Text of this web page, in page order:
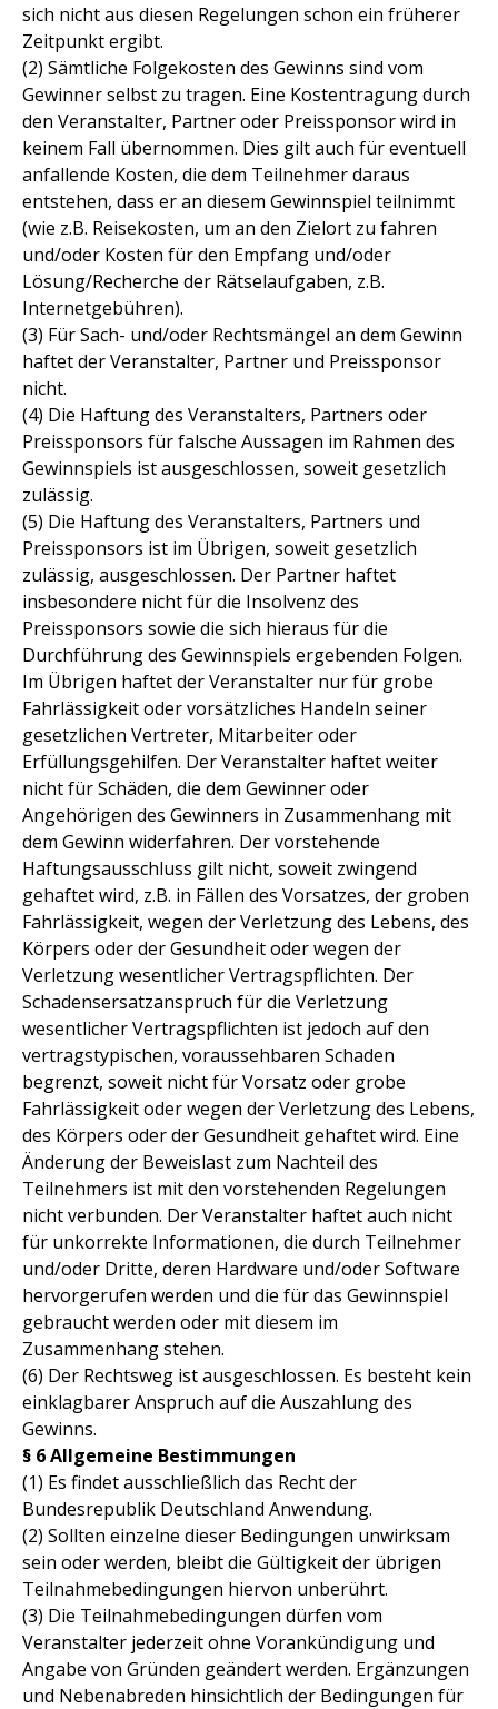
sich nicht aus diesen Regelungen schon ein früherer
Zeitpunkt ergibt.
(2) Sämtliche Folgekosten des Gewinns sind vom
Gewinner selbst zu tragen. Eine Kostentragung durch
den Veranstalter, Partner oder Preissponsor wird in
keinem Fall übernommen. Dies gilt auch für eventuell
anfallende Kosten, die dem Teilnehmer daraus
entstehen, dass er an diesem Gewinnspiel teilnimmt
(wie z.B. Reisekosten, um an den Zielort zu fahren
und/oder Kosten für den Empfang und/oder
Lösung/Recherche der Rätselaufgaben, z.B.
Internetgebühren).
(3) Für Sach- und/oder Rechtsmängel an dem Gewinn
haftet der Veranstalter, Partner und Preissponsor
nicht.
(4) Die Haftung des Veranstalters, Partners oder
Preissponsors für falsche Aussagen im Rahmen des
Gewinnspiels ist ausgeschlossen, soweit gesetzlich
zulässig.
(5) Die Haftung des Veranstalters, Partners und
Preissponsors ist im Übrigen, soweit gesetzlich
zulässig, ausgeschlossen. Der Partner haftet
insbesondere nicht für die Insolvenz des
Preissponsors sowie die sich hieraus für die
Durchführung des Gewinnspiels ergebenden Folgen.
Im Übrigen haftet der Veranstalter nur für grobe
Fahrlässigkeit oder vorsätzliches Handeln seiner
gesetzlichen Vertreter, Mitarbeiter oder
Erfüllungsgehilfen. Der Veranstalter haftet weiter
nicht für Schäden, die dem Gewinner oder
Angehörigen des Gewinners in Zusammenhang mit
dem Gewinn widerfahren. Der vorstehende
Haftungsausschluss gilt nicht, soweit zwingend
gehaftet wird, z.B. in Fällen des Vorsatzes, der groben
Fahrlässigkeit, wegen der Verletzung des Lebens, des
Körpers oder der Gesundheit oder wegen der
Verletzung wesentlicher Vertragspflichten. Der
Schadensersatzanspruch für die Verletzung
wesentlicher Vertragspflichten ist jedoch auf den
vertragstypischen, voraussehbaren Schaden
begrenzt, soweit nicht für Vorsatz oder grobe
Fahrlässigkeit oder wegen der Verletzung des Lebens,
des Körpers oder der Gesundheit gehaftet wird. Eine
Änderung der Beweislast zum Nachteil des
Teilnehmers ist mit den vorstehenden Regelungen
nicht verbunden. Der Veranstalter haftet auch nicht
für unkorrekte Informationen, die durch Teilnehmer
und/oder Dritte, deren Hardware und/oder Software
hervorgerufen werden und die für das Gewinnspiel
gebraucht werden oder mit diesem im
Zusammenhang stehen.
(6) Der Rechtsweg ist ausgeschlossen. Es besteht kein
einklagbarer Anspruch auf die Auszahlung des
Gewinns.
§ 6 Allgemeine Bestimmungen
(1) Es findet ausschließlich das Recht der
Bundesrepublik Deutschland Anwendung.
(2) Sollten einzelne dieser Bedingungen unwirksam
sein oder werden, bleibt die Gültigkeit der übrigen
Teilnahmebedingungen hiervon unberührt.
(3) Die Teilnahmebedingungen dürfen vom
Veranstalter jederzeit ohne Vorankündigung und
Angabe von Gründen geändert werden. Ergänzungen
und Nebenabreden hinsichtlich der Bedingungen für